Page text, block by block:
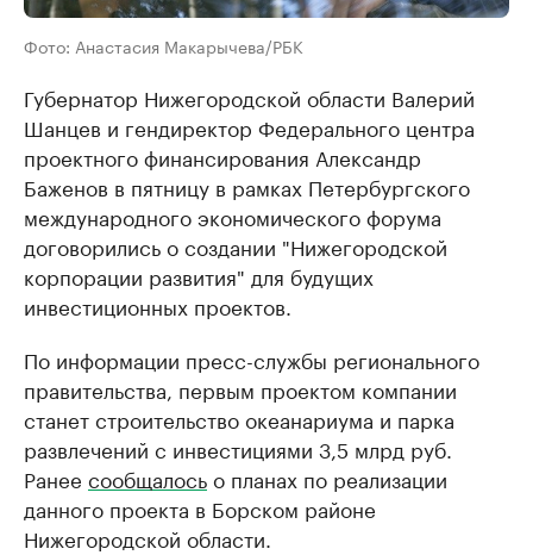
Фото: Анастасия Макарычева/РБК
Губернатор Нижегородской области Валерий
Шанцев и гендиректор Федерального центра
проектного финансирования Александр
Баженов в пятницу в рамках Петербургского
международного экономического форума
договорились о создании "Нижегородской
корпорации развития" для будущих
инвестиционных проектов.
По информации пресс-службы регионального
правительства, первым проектом компании
станет строительство океанариума и парка
развлечений с инвестициями 3,5 млрд руб.
Ранее сообщалосьо планах по реализации
данного проекта в Борском районе
Нижегородской области.